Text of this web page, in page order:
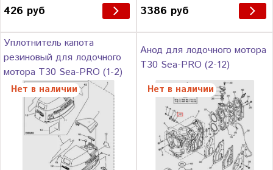
426 руб 3386 руб
Уплотнитель капота
резиновый для лодочного
мотора Т30 Sea-PRO (1-2)
Нет в наличии
Анод для лодочного мотора
Т30 Sea-PRO (2-12)
Нет в наличии